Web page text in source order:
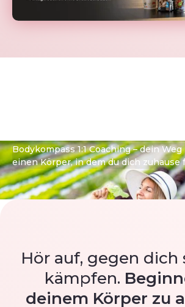
Bodykompass 1:1 Coaching – dein
einen Körper, in dem du dich zuhause
Hör auf, gegen dich
kämpfen.
deinem Körper zu